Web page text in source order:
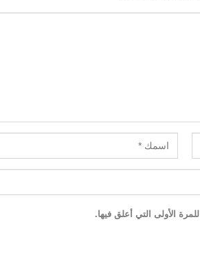
الأولى التي أعلق فيها.